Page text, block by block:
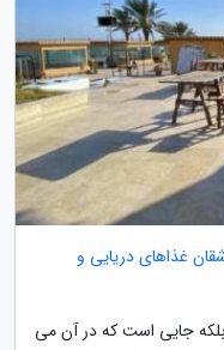
غذاهای دریایی و
جایی است که در آن می